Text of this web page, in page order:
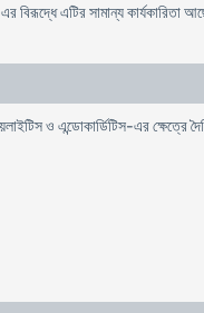
বিরূদ্ধে এটির সামান্য কার্যকারিতা
ও এন্ডোকার্ডিটিস-এর ক্ষেত্রে